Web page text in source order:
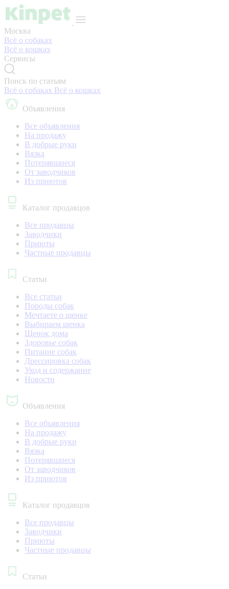
Москва
Всё о собаках
Всё о кошках
Сервисы
Поиск по статьям
Всё о собаках Всё о кошках
Объявления
Все объявления
На продажу
В добрые руки
Вязка
Потерявшиеся
От заводчиков
Из приютов
Каталог продавцов
Все продавцы
Заводчики
Приюты
Частные продавцы
Статьи
Все статьи
Породы собак
Мечтаете о щенке
Выбираем щенка
Щенок дома
Здоровье собак
Питание собак
Дрессировка собак
Уход и содержание
Новости
Объявления
Все объявления
На продажу
В добрые руки
Вязка
Потерявшиеся
От заводчиков
Из приютов
Каталог продавцов
Все продавцы
Заводчики
Приюты
Частные продавцы
Статьи